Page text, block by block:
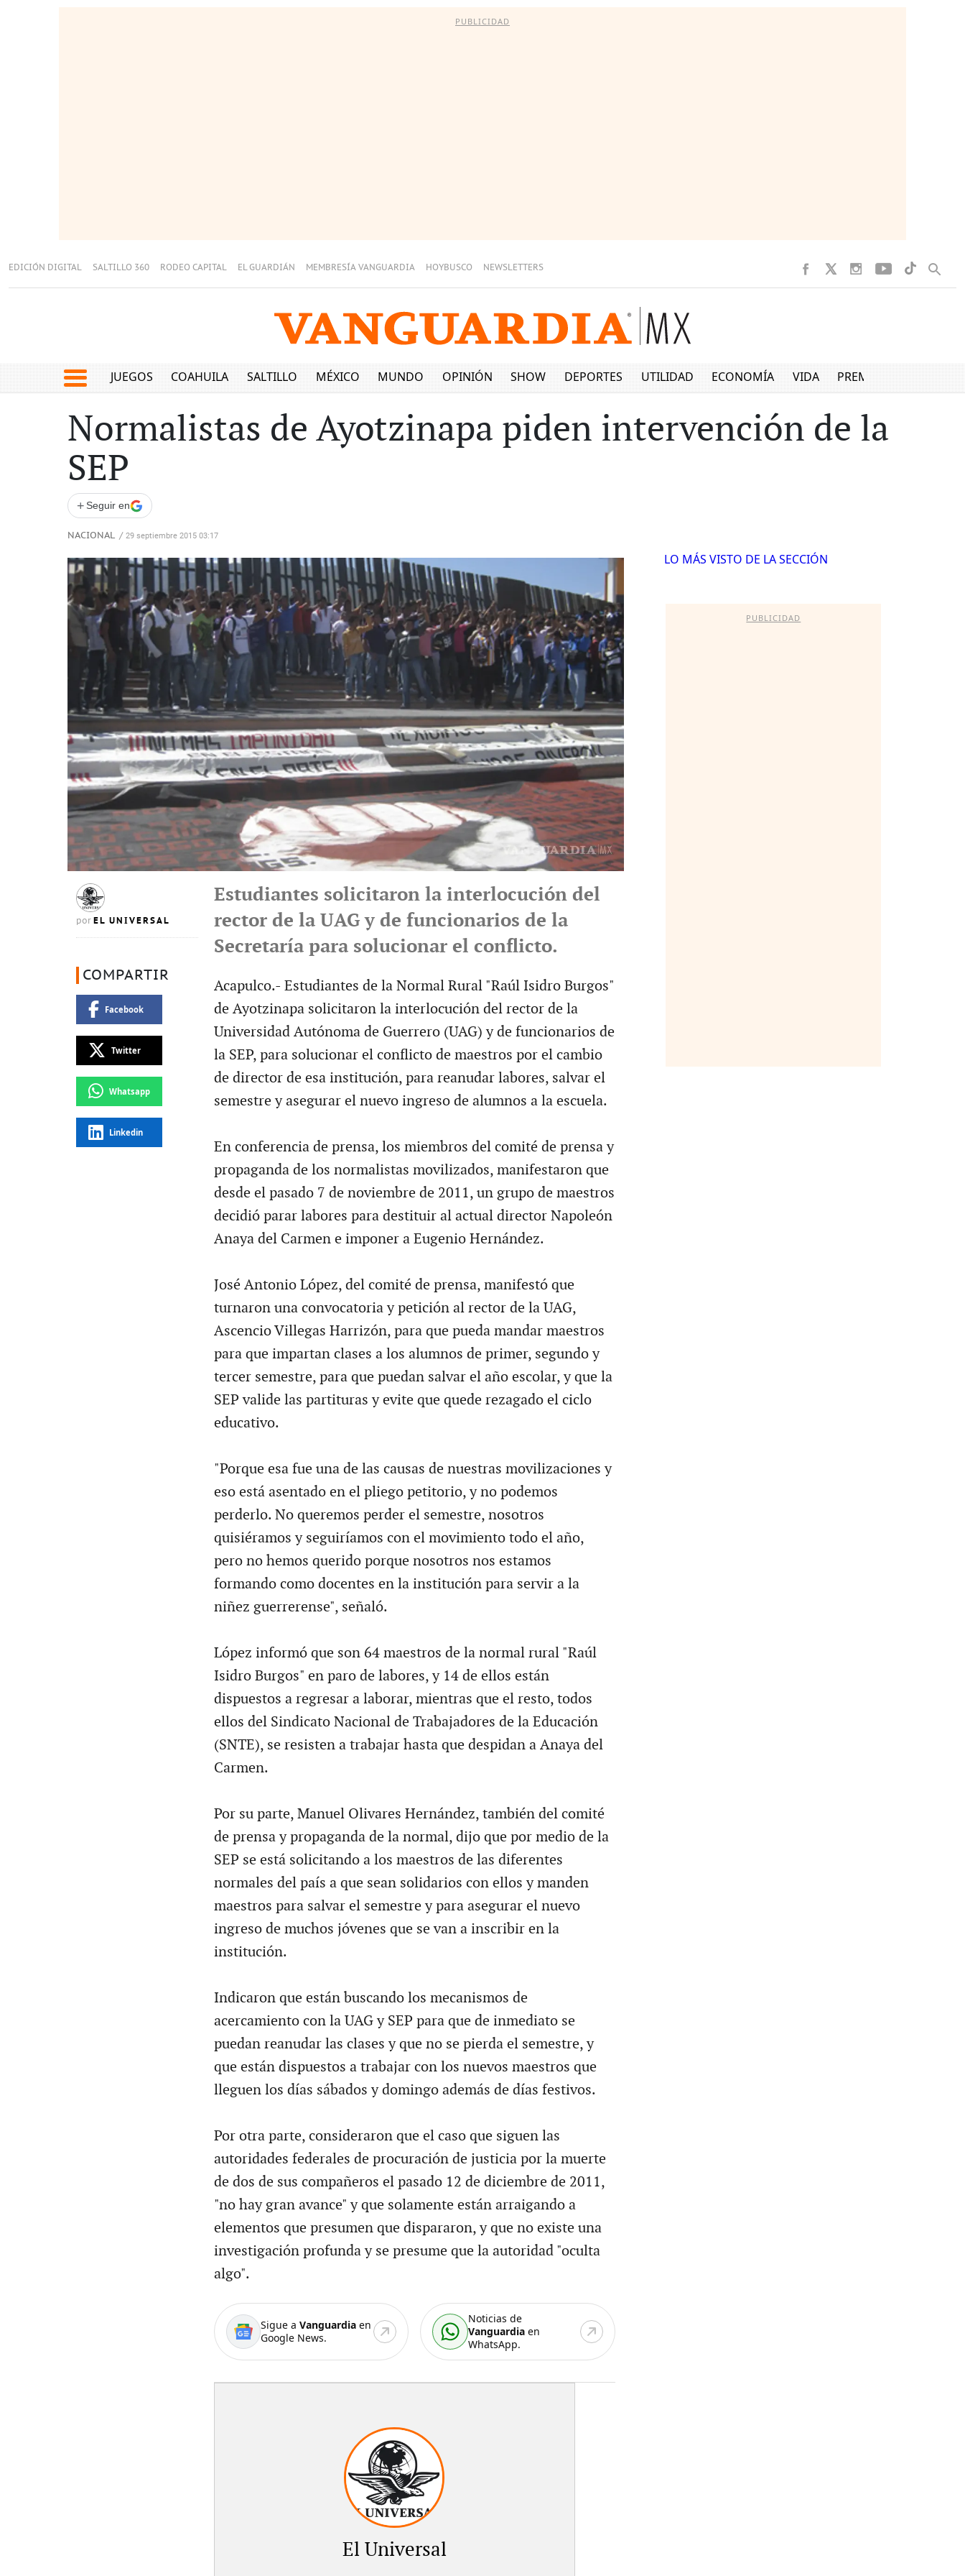
PUBLICIDAD
EDICIÓN DIGITAL SALTILLO 360 RODEO CAPITAL EL GUARDIÁN MEMBRESÍA VANGUARDIA HOYBUSCO NEWSLETTERS
JUEGOS COAHUILA SALTILLO MÉXICO MUNDO OPINIÓN SHOW DEPORTES UTILIDAD ECONOMÍA VIDA PREMIUM
Normalistas de Ayotzinapa piden intervención de la
SEP
+ Seguir en
NACIONAL / 29 septiembre 2015 03:17
por EL UNIVERSAL
COMPARTIR
Facebook
Twitter
Whatsapp
Linkedin
Estudiantes solicitaron la interlocución del
rector de la UAG y de funcionarios de la
Secretaría para solucionar el conflicto.
Acapulco.- Estudiantes de la Normal Rural "Raúl Isidro Burgos"
de Ayotzinapa solicitaron la interlocución del rector de la
Universidad Autónoma de Guerrero (UAG) y de funcionarios de
la SEP, para solucionar el conflicto de maestros por el cambio
de director de esa institución, para reanudar labores, salvar el
semestre y asegurar el nuevo ingreso de alumnos a la escuela.
En conferencia de prensa, los miembros del comité de prensa y
propaganda de los normalistas movilizados, manifestaron que
desde el pasado 7 de noviembre de 2011, un grupo de maestros
decidió parar labores para destituir al actual director Napoleón
Anaya del Carmen e imponer a Eugenio Hernández.
José Antonio López, del comité de prensa, manifestó que
turnaron una convocatoria y petición al rector de la UAG,
Ascencio Villegas Harrizón, para que pueda mandar maestros
para que impartan clases a los alumnos de primer, segundo y
tercer semestre, para que puedan salvar el año escolar, y que la
SEP valide las partituras y evite que quede rezagado el ciclo
educativo.
"Porque esa fue una de las causas de nuestras movilizaciones y
eso está asentado en el pliego petitorio, y no podemos
perderlo. No queremos perder el semestre, nosotros
quisiéramos y seguiríamos con el movimiento todo el año,
pero no hemos querido porque nosotros nos estamos
formando como docentes en la institución para servir a la
niñez guerrerense", señaló.
López informó que son 64 maestros de la normal rural "Raúl
Isidro Burgos" en paro de labores, y 14 de ellos están
dispuestos a regresar a laborar, mientras que el resto, todos
ellos del Sindicato Nacional de Trabajadores de la Educación
(SNTE), se resisten a trabajar hasta que despidan a Anaya del
Carmen.
Por su parte, Manuel Olivares Hernández, también del comité
de prensa y propaganda de la normal, dijo que por medio de la
SEP se está solicitando a los maestros de las diferentes
normales del país a que sean solidarios con ellos y manden
maestros para salvar el semestre y para asegurar el nuevo
ingreso de muchos jóvenes que se van a inscribir en la
institución.
Indicaron que están buscando los mecanismos de
acercamiento con la UAG y SEP para que de inmediato se
puedan reanudar las clases y que no se pierda el semestre, y
que están dispuestos a trabajar con los nuevos maestros que
lleguen los días sábados y domingo además de días festivos.
Por otra parte, consideraron que el caso que siguen las
autoridades federales de procuración de justicia por la muerte
de dos de sus compañeros el pasado 12 de diciembre de 2011,
"no hay gran avance" y que solamente están arraigando a
elementos que presumen que dispararon, y que no existe una
investigación profunda y se presume que la autoridad "oculta
algo".
Sigue a Vanguardiaen
Google News.
Noticias de
Vanguardia en
WhatsApp.
El Universal
LO MÁS VISTO DE LA SECCIÓN
PUBLICIDAD